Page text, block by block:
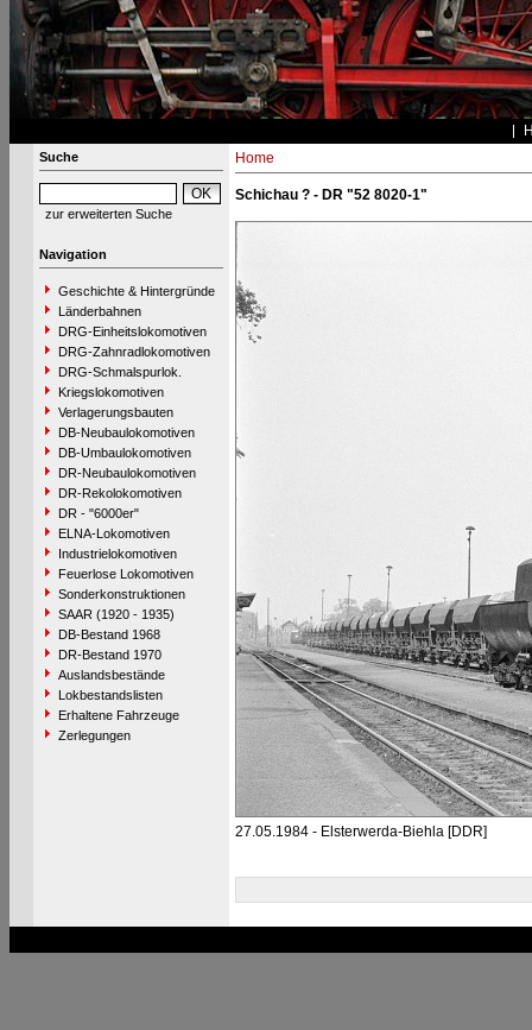
Suche
zur erweiterten Suche
Navigation
Geschichte & Hintergründe
Länderbahnen
DRG-Einheitslokomotiven
DRG-Zahnradlokomotiven
DRG-Schmalspurlok.
Kriegslokomotiven
Verlagerungsbauten
DB-Neubaulokomotiven
DB-Umbaulokomotiven
DR-Neubaulokomotiven
DR-Rekolokomotiven
DR - "6000er"
ELNA-Lokomotiven
Industrielokomotiven
Feuerlose Lokomotiven
Sonderkonstruktionen
SAAR (1920 - 1935)
DB-Bestand 1968
DR-Bestand 1970
Auslandsbestände
Lokbestandslisten
Erhaltene Fahrzeuge
Zerlegungen
Home
Schichau ? - DR "52 8020-1"
27.05.1984 - Elsterwerda-Biehla [DDR]